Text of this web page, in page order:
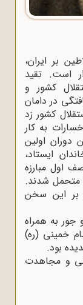
بر ایران،
است. تقید
کشور و
در دامان
کشور زد
به کار
دوران اولین
ایستاد،
اول مبارزه
متحمل شدند.
بر این سخن
جور به همراه
خمینی (ره)
بود.
و مجاهدت